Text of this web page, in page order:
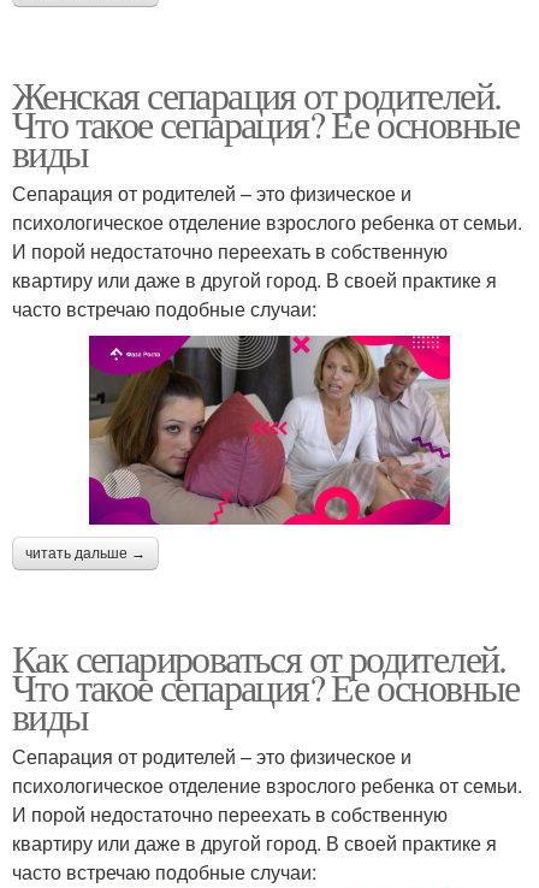
Женская сепарация от родителей.
Что такое сепарация? Ее основные
виды
Сепарация от родителей – это физическое и
психологическое отделение взрослого ребенка от семьи.
И порой недостаточно переехать в собственную
квартиру или даже в другой город. В своей практике я
часто встречаю подобные случаи:
читать дальше →
Как сепарироваться от родителей.
Что такое сепарация? Ее основные
виды
Сепарация от родителей – это физическое и
психологическое отделение взрослого ребенка от семьи.
И порой недостаточно переехать в собственную
квартиру или даже в другой город. В своей практике я
часто встречаю подобные случаи: